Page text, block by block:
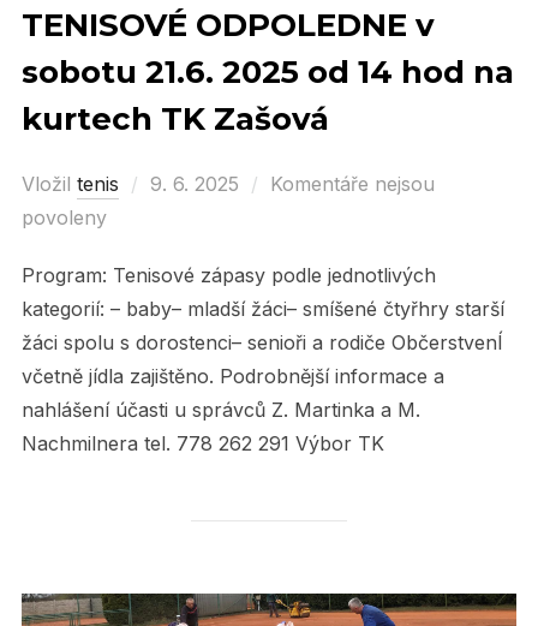
TENISOVÉ ODPOLEDNE v
sobotu 21.6. 2025 od 14 hod na
kurtech TK Zašová
Vložil tenis
Posted
9. 6. 2025
Komentáře nejsou
povoleny
Program: Tenisové zápasy podle jednotlivých
kategorií: – baby– mladší žáci– smíšené čtyřhry starší
žáci spolu s dorostenci– senioři a rodiče ObčerstvenÍ
včetně jídla zajištěno. Podrobnější informace a
nahlášení účasti u správců Z. Martinka a M.
Nachmilnera tel. 778 262 291 Výbor TK